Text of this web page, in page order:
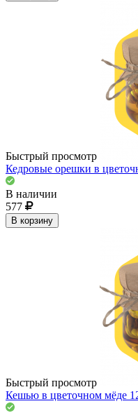
Быстрый просмотр
Кедровые орешки в
В наличии
577
В корзину
Быстрый просмотр
Кешью в цветочном мёде